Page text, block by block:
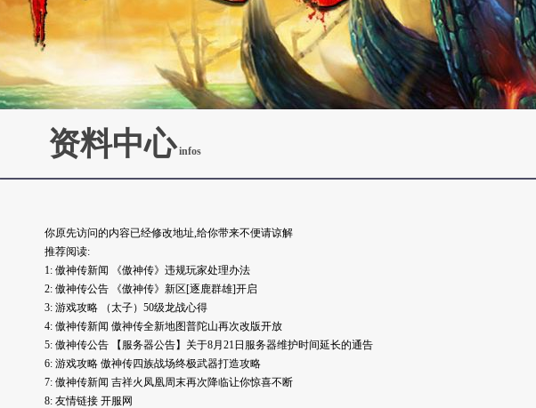
资料中心infos
你原先访问的内容已经修改地址,给你带来不便请谅解
推荐阅读:
1: 傲神传新闻
《傲神传》违规玩家处理办法
2: 傲神传公告
《傲神传》新区[逐鹿群雄]开启
3: 游戏攻略
（太子）50级龙战心得
4: 傲神传新闻 傲神传全新地图普陀山再次改版开放
5: 傲神传公告
【服务器公告】关于8月21日服务器维护时间延长的通告
6: 游戏攻略 傲神传四族战场终极武器打造攻略
7: 傲神传新闻 吉祥火凤凰周末再次降临让你惊喜不断
8: 友情链接 开服网